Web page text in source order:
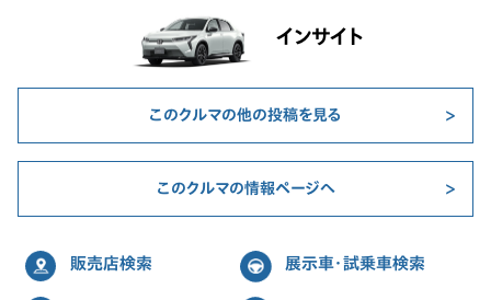
インサイト
このクルマの他の投稿を見る
このクルマの情報ページへ
販売店検索 展示車・試乗車検索